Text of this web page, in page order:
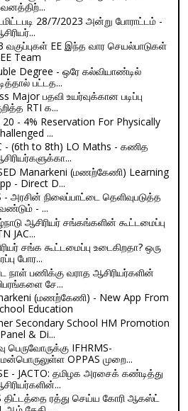
28/7/2023 அன்று போராட்டம் -
வகுப்புகள் EE இந்த வார செயல்பாடுகள்
Team
Degree - ஒரே கல்வியாண்டில்
பட்டத...
Major பதவி உயர்வுக்கான படிப்பு
RTI க...
20 - 4% Reservation For Physically
...
- (6th to 8th) LO Maths - கணித
Manarkeni (மணற்கேணி) Learning
- Direct D...
- அரசின் நிலைப்பாட்டை தெளிவுபடுத்த
- ...
ஆசிரியர் சங்கங்களின் கூட்டமைப்பு
JAC...
சங்க கூட்டமைப்பு உடைகிறதா? ஒரு
போர...
நாள் பணிக்கு வராத ஆசிரியர்களின்
சே...
(மணற்கேணி) - New App From
Education
Secondary School HM Promotion
& Di...
பெருவோருக்கு IFHRMS-
OPPAS முறை...
- JACTO: தமிழக அரசைக் கண்டித்து
திட்டத்தை ரத்து செய்ய கோரி ஆகஸ்ட்